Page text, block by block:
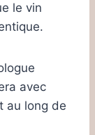
le vin
avec
au long de